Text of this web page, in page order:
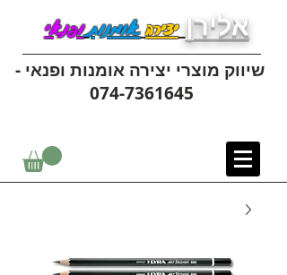
אלירן יצירהאומנותופנאי
שיווק מוצרי יצירה אומנות ופנאי -
074-7361645